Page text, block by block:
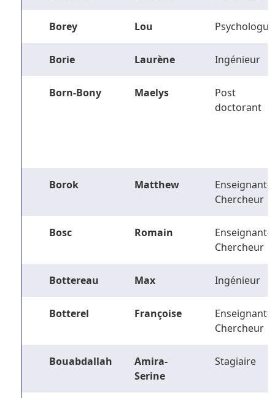
Borey Lou Psychologue
Borie Laurène Ingénieur
Born-Bony Maelys
Post
doctorant
Borok Matthew
Enseignant-
Chercheur
Bosc Romain
Enseignant-
Chercheur
Bottereau Max Ingénieur
Botterel Françoise
Enseignant-
Chercheur
Bouabdallah
Amira-
Serine
Stagiaire